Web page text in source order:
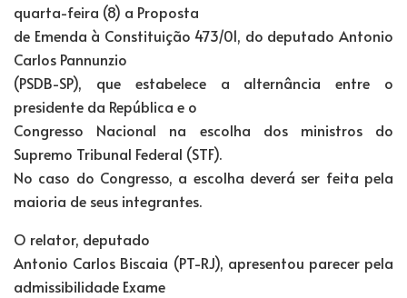
quarta-feira (8) a Proposta
de Emenda à Constituição 473/01, do deputado Antonio
Carlos Pannunzio
(PSDB-SP), que estabelece a alternância entre o
presidente da República e o
Congresso Nacional na escolha dos ministros do
Supremo Tribunal Federal (STF).
No caso do Congresso, a escolha deverá ser feita pela
maioria de seus integrantes.
O relator, deputado
Antonio Carlos Biscaia (PT-RJ), apresentou parecer pela
admissibilidade Exame